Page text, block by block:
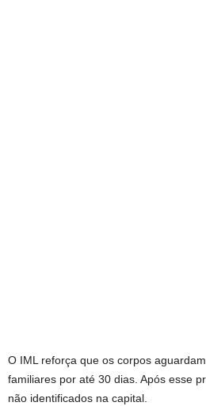
O IML reforça que os corpos
familiares por até 30 dias. Após esse
não identificados na capital.